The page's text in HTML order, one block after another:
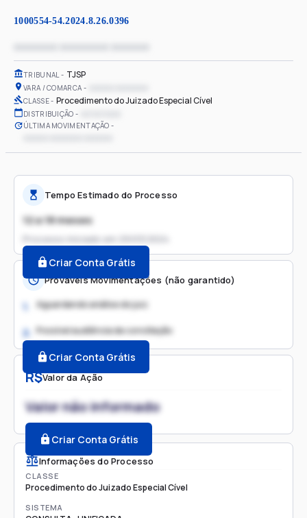
1000554-54.2024.8.26.0396
TRIBUNAL TJSP
VARA / COMARCA
CLASSE Procedimento do Juizado Especial Cível
DISTRIBUIÇÃO
ÚLTIMA MOVIMENTAÇÃO
R$Valor da Ação
Valor não informado
Criar Conta Grátis
Informações do Processo
CLASSE
Procedimento do Juizado Especial Cível
SISTEMA
Tempo Estimado do Processo
12 a 18 meses
Processo iniciado em
Criar Conta Grátis
Prováveis Movimentações (não garantido)
1. Aguardando análise do juiz
2. Possível audiência de conciliação
Criar Conta Grátis